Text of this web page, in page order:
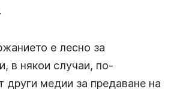
е лесно за
в някои случаи, по-
други медии за предаване на